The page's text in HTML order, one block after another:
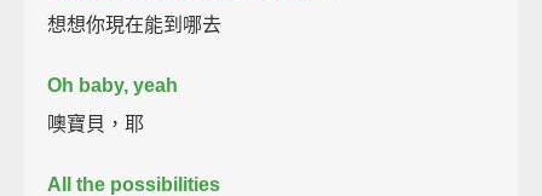
想想你現在能到哪去
Oh baby, yeah
噢寶貝，耶
All the possibilities